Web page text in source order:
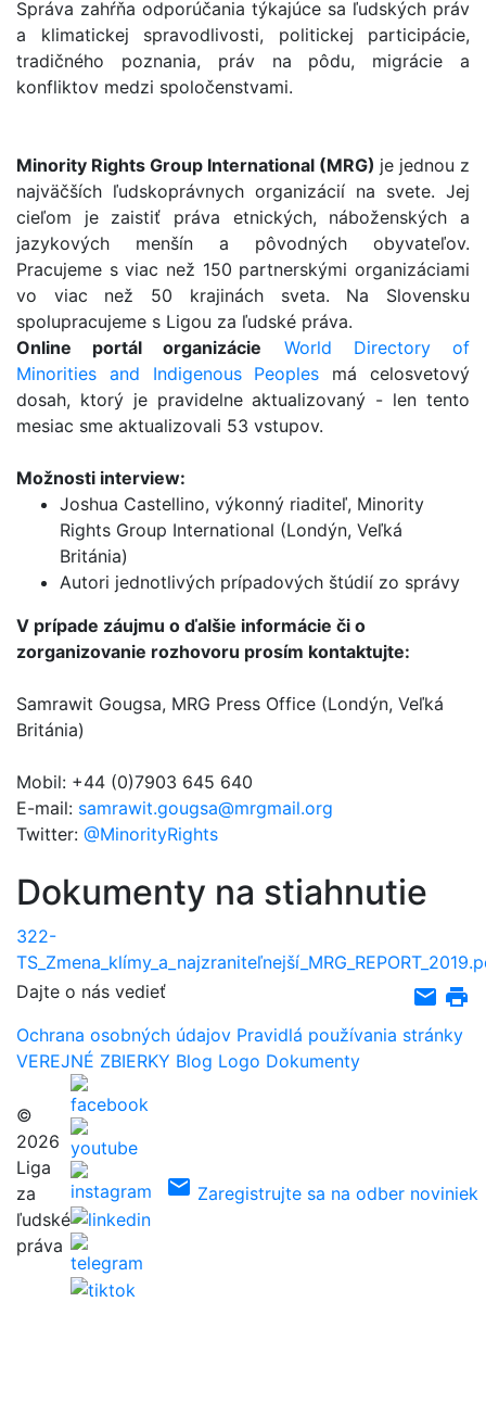
Správa zahŕňa odporúčania týkajúce sa ľudských práv
a klimatickej spravodlivosti, politickej participácie,
tradičného poznania, práv na pôdu, migrácie a
konfliktov medzi spoločenstvami.
Minority Rights Group International (MRG) je jednou z
najväčších ľudskoprávnych organizácií na svete. Jej
cieľom je zaistiť práva etnických, náboženských a
jazykových menšín a pôvodných obyvateľov.
Pracujeme s viac než 150 partnerskými organizáciami
vo viac než 50 krajinách sveta. Na Slovensku
spolupracujeme s Ligou za ľudské práva.
Online portál organizácie
World Directory of
Minorities and Indigenous Peoples má celosvetový
dosah, ktorý je pravidelne aktualizovaný - len tento
mesiac sme aktualizovali 53 vstupov.
Možnosti interview:
Joshua Castellino, výkonný riaditeľ, Minority
Rights Group International (Londýn, Veľká
Británia)
Autori jednotlivých prípadových štúdií zo správy
V prípade záujmu o ďalšie informácie či o
zorganizovanie rozhovoru prosím kontaktujte:
Samrawit Gougsa, MRG Press Office (Londýn, Veľká
Británia)
Mobil: +44 (0)7903 645 640
E-mail: samrawit.gougsa@mrgmail.org
Twitter: @MinorityRights
Dokumenty na stiahnutie
322-
Dajte o nás vedieť
email print
Ochrana osobných údajov Pravidlá používania stránky
VEREJNÉ ZBIERKY Blog Logo Dokumenty
©
2026
Liga
za
ľudské
práva
email Zaregistrujte sa na odber noviniek